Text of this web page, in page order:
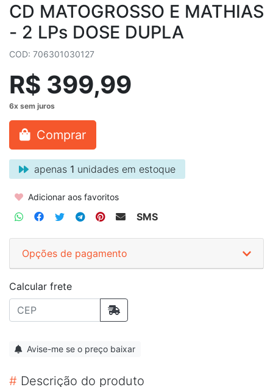
CD MATOGROSSO E MATHIAS
- 2 LPs DOSE DUPLA
COD: 706301030127
R$ 399,99
Comprar
apenas 1 unidades em estoque
Adicionar aos favoritos
SMS
Opções de pagamento
Calcular frete
Avise-me se o preço baixar
# Descrição do produto